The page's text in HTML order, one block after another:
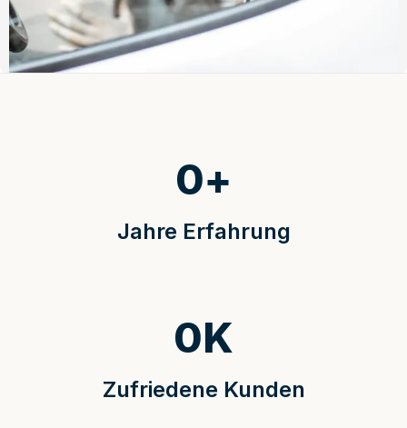
Jahre Erfahrung
0+
Zufriedene Kunden
0K